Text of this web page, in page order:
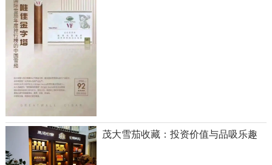
茂大雪茄收藏：投资价值与品吸乐趣